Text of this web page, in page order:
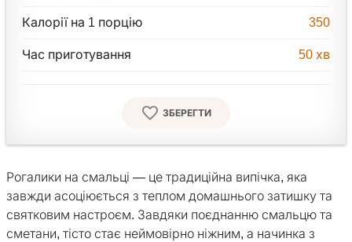
Калорії на 1 порцію 350
Час приготування 50 хв
ЗБЕРЕГТИ
Рогалики на смальці — це традиційна випічка, яка
завжди асоціюється з теплом домашнього затишку та
святковим настроєм. Завдяки поєднанню смальцю та
сметани, тісто стає неймовірно ніжним, а начинка з